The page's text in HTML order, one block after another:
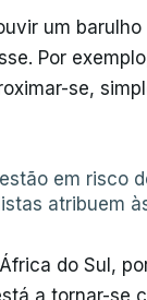
um
Por
se,
em risco
atribuem
do Sul,